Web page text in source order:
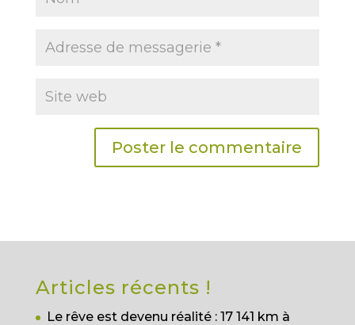
Articles récents !
Le rêve est devenu réalité : 17 141 km à